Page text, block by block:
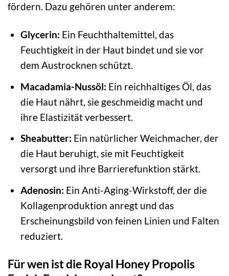
fördern. Dazu gehören unter anderem:
Glycerin: Ein Feuchthaltemittel, das
Feuchtigkeit in der Haut bindet und sie vor
dem Austrocknen schützt.
Macadamia-Nussöl: Ein reichhaltiges Öl, das
die Haut nährt, sie geschmeidig macht und
ihre Elastizität verbessert.
Sheabutter: Ein natürlicher Weichmacher, der
die Haut beruhigt, sie mit Feuchtigkeit
versorgt und ihre Barrierefunktion stärkt.
Adenosin: Ein Anti-Aging-Wirkstoff, der die
Kollagenproduktion anregt und das
Erscheinungsbild von feinen Linien und Falten
reduziert.
Für wen ist die Royal Honey Propolis